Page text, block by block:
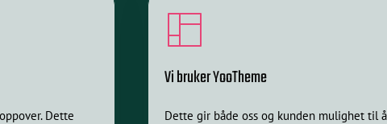
Dette
Vi bruker YooTheme
Dette gir både oss og kunden mulighet til